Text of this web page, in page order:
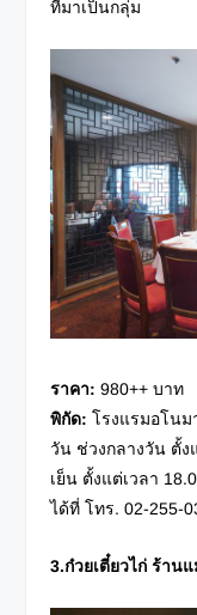
ที่มาเป็นกลุ่ม
ราคา: 980++ บาท
พิกัด: โรงแรมอโนม
วัน ช่วงกลางวัน ตั้ง
เย็น ตั้งแต่เวลา
ได้ที่ โทร. 02-255-
3.ก๋วยเตี๋ยวไก่ ร้าน